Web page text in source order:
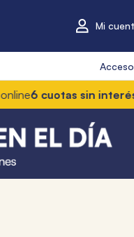
Mi
6 cuotas sin interés•